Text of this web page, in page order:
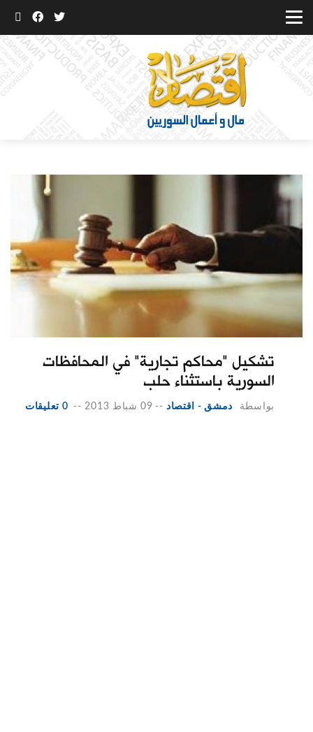
تشكيل "محاكم تجارية" في المحافظات
السورية باستثناء حلب
بواسطة دمشق - اقتصاد -- 09 شباط 2013 -- 0 تعليقات